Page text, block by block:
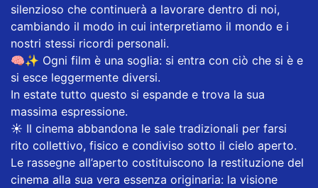
silenzioso che continuerà a lavorare dentro di noi,
cambiando il modo in cui interpretiamo il mondo e i
nostri stessi ricordi personali.
🧠✨ Ogni film è una soglia: si entra con ciò che si è e
si esce leggermente diversi.
​In estate tutto questo si espande e trova la sua
massima espressione.
☀️ Il cinema abbandona le sale tradizionali per farsi
rito collettivo, fisico e condiviso sotto il cielo aperto.
Le rassegne all’aperto costituiscono la restituzione del
cinema alla sua vera essenza originaria: la visione